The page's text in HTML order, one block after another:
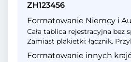
ZH123456
Formatowanie Niemcy i
Cała tablica rejestracyjna bez
Zamiast plakietki: łącznik.
Formatowanie innych